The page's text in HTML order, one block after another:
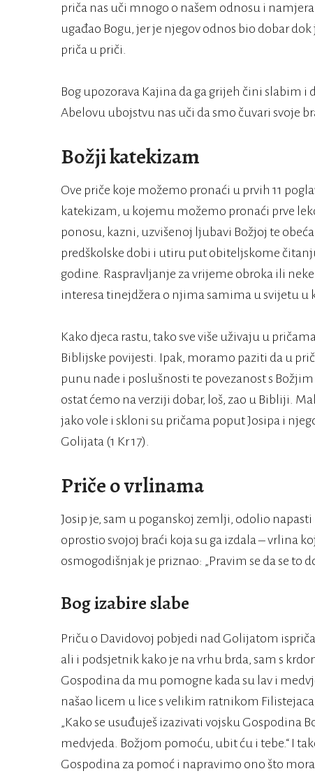
priča nas uči mnogo o našem odnosu i
ugađao Bogu, jer je njegov odnos bio dobar
priča u priči.
Bog upozorava Kajina da ga grijeh čini slabim i
Abelovu ubojstvu nas uči da smo čuvari svoje
Božji katekizam
Ove priče koje možemo pronaći u prvih 11
katekizam, u kojemu možemo pronaći prve
ponosu, kazni, uzvišenoj ljubavi Božjoj te
predškolske dobi i utiru put obiteljskome
godine. Raspravljanje za vrijeme obroka ili
interesa tinejdžera o njima samima u svijetu u
Kako djeca rastu, tako sve više uživaju u
Biblijske povijesti. Ipak, moramo paziti da u
punu nade i poslušnosti te povezanost s
ostat ćemo na verziji dobar, loš, zao u Bibliji.
jako vole i skloni su pričama poput Josipa i
Golijata (1 Kr 17).
Priče o vrlinama
Josip je, sam u poganskoj zemlji, odolio
oprostio svojoj braći koja su ga izdala – vrlina
osmogodišnjak je priznao: „Pravim se da se to
Bog izabire slabe
Priču o Davidovoj pobjedi nad Golijatom
ali i podsjetnik kako je na vrhu brda, sam s
Gospodina da mu pomogne kada su lav i
našao licem u lice s velikim ratnikom
„Kako se usuđuješ izazivati vojsku Gospodina
medvjeda. Božjom pomoću, ubit ću i tebe.“ I
Gospodina za pomoć i napravimo ono što